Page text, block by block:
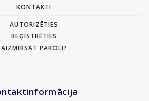
KONTAKTI
AUTORIZĒTIES
REĢISTRĒTIES
AIZMIRSĀT PAROLI?